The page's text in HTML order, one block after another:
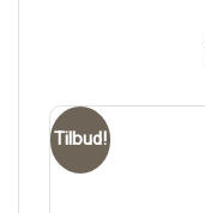
Tilbud!